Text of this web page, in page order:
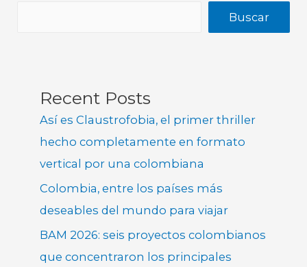
Buscar
Recent Posts
Así es Claustrofobia, el primer thriller
hecho completamente en formato
vertical por una colombiana
Colombia, entre los países más
deseables del mundo para viajar
BAM 2026: seis proyectos colombianos
que concentraron los principales